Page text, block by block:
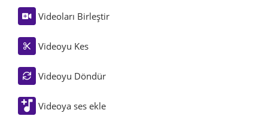
Videoları Birleştir
Videoyu Kes
Videoyu Döndür
Videoya ses ekle